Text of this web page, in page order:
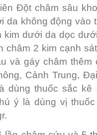
Đột châm sâu
da không động vào
kim dưới da dọc
châm 2 kim cạnh
và gáy châm
Cảnh Trung,
dùng thuốc sắc kê
ý là dùng vị